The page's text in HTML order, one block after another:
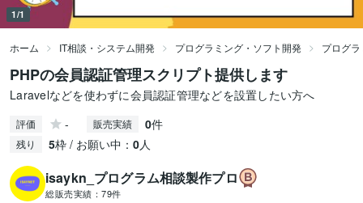
1/1
ホーム IT相談・システム開発 プログラミング・ソフト開発 プログ
PHPの会員認証管理スクリプト提供します
Laravelなどを使わずに会員認証管理などを設置したい方へ
評価 - 販売実績 0件
残り 5枠 / お願い中： 0人
isaykn_プログラム相談製作プロ
総販売実績： 79件